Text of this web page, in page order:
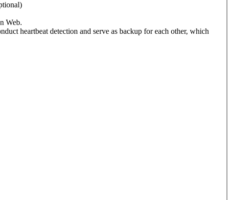
Web.
heartbeat detection and serve as backup for each other, which